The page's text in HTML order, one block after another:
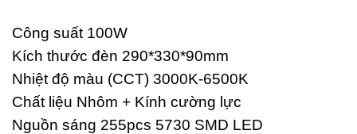
Công suất 100W
Kích thước đèn 290*330*90mm
Nhiệt độ màu (CCT) 3000K-6500K
Chất liệu Nhôm + Kính cường lực
Nguồn sáng 255pcs 5730 SMD LED